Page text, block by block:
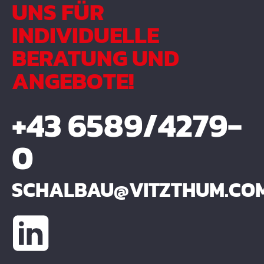
UNS FÜR
INDIVIDUELLE
BERATUNG UND
ANGEBOTE!
+43 6589/4279-
0